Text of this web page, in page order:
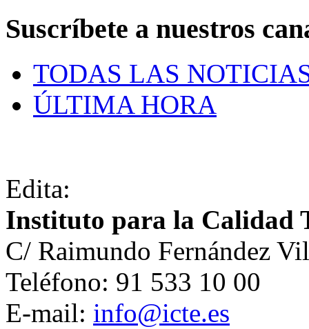
Suscríbete a nuestros
TODAS LAS
ÚLTIMA HORA
Edita:
Instituto para la Calidad
C/ Raimundo Fernández
Teléfono: 91 533 10 00
E-mail: info@icte.es